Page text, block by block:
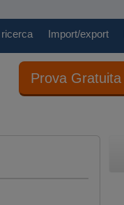
Import/export
Prova Gratuita